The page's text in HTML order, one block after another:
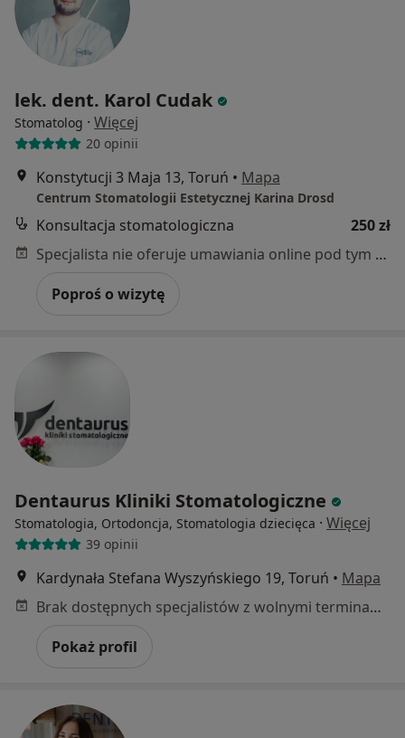
lek. dent. Karol Cudak
Stomatolog · Więcej
20 opinii
Konstytucji 3 Maja 13, Toruń • Mapa
Centrum Stomatologii Estetycznej Karina Drosd
Konsultacja stomatologiczna
250 zł
Specjalista nie oferuje umawiania online pod tym adresem.
Poproś o wizytę
Dentaurus Kliniki Stomatologiczne
Stomatologia, Ortodoncja, Stomatologia dziecięca · Więcej
39 opinii
Kardynała Stefana Wyszyńskiego 19, Toruń • Mapa
Brak dostępnych specjalistów z wolnymi terminami w tym centrum medycznym.
Pokaż profil